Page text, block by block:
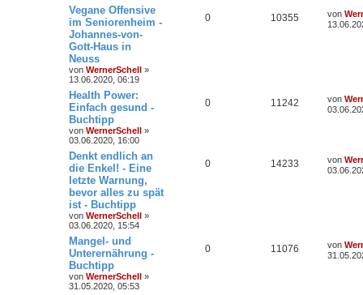
Vegane Offensive
im Seniorenheim -
Johannes-von-
Gott-Haus in
Neuss
von WernerSchell »
13.06.2020, 06:19
0 10355 von
Health Power:
Einfach gesund -
Buchtipp
von WernerSchell »
03.06.2020, 16:00
0 11242 von
Denkt endlich an
die Enkel! - Eine
letzte Warnung,
bevor alles zu spät
ist - Buchtipp
von WernerSchell »
03.06.2020, 15:54
0 14233 von
Mangel- und
Unterernährung -
Buchtipp
von WernerSchell »
31.05.2020, 05:53
0 11076 von